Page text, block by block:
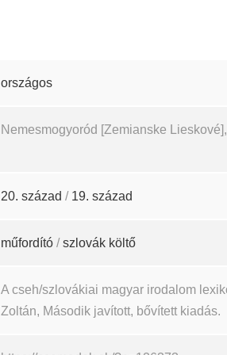
országos
Nemesmogyoród [Zemianske
20. század / 19. század
műfordító /szlovák költő
A cseh/szlovákiai magyar irodalom
Zoltán, Második javított, bővített kiadás.